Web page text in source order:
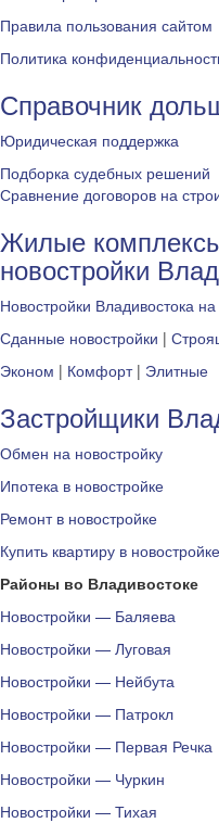
Правила пользования сайтом
Политика
Справочник
Юридическая поддержка
Подборка судебных решений
Сравнение договоров на
Жилые
новостройки
Новостройки Владивостока на
Сданные новостройки |
Эконом | Комфорт| Элитные
Застройщики
Обмен на новостройку
Ипотека в новостройке
Ремонт в новостройке
Купить квартиру в новостройке
Районы во Владивостоке
Новостройки — Баляева
Новостройки — Луговая
Новостройки — Нейбута
Новостройки — Патрокл
Новостройки — Первая Речка
Новостройки — Чуркин
Новостройки — Тихая